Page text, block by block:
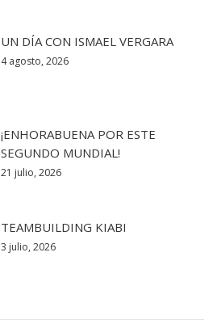
UN DÍA CON ISMAEL VERGARA
4 agosto, 2026
¡ENHORABUENA POR ESTE
SEGUNDO MUNDIAL!
21 julio, 2026
TEAMBUILDING KIABI
3 julio, 2026